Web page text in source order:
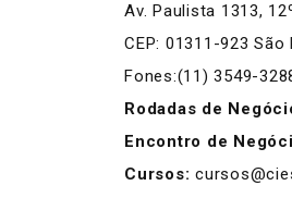
Av. Paulista 1313,
CEP: 01311-923 São
Fones:(11) 3549-
Rodadas de
Encontro de
Cursos: